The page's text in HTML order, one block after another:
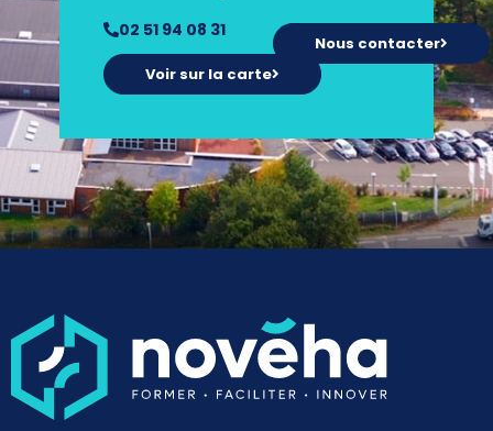
02 51 94 08 31
Voir sur la carte
Nous contacter